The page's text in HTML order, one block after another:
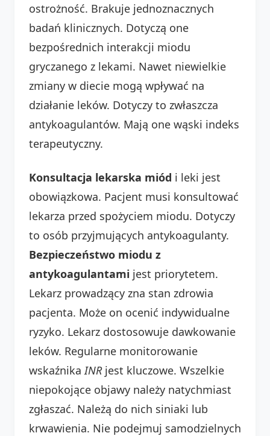
ostrożność. Brakuje jednoznacznych
badań klinicznych. Dotyczą one
bezpośrednich interakcji miodu
gryczanego z lekami. Nawet niewielkie
zmiany w diecie mogą wpływać na
działanie leków. Dotyczy to zwłaszcza
antykoagulantów. Mają one wąski indeks
terapeutyczny.
Konsultacja lekarska miód i leki jest
obowiązkowa. Pacjent musi konsultować
lekarza przed spożyciem miodu. Dotyczy
to osób przyjmujących antykoagulanty.
Bezpieczeństwo miodu z
antykoagulantami jest priorytetem.
Lekarz prowadzący zna stan zdrowia
pacjenta. Może on ocenić indywidualne
ryzyko. Lekarz dostosowuje dawkowanie
leków. Regularne monitorowanie
wskaźnika INRjest kluczowe. Wszelkie
niepokojące objawy należy natychmiast
zgłaszać. Należą do nich siniaki lub
krwawienia. Nie podejmuj samodzielnych